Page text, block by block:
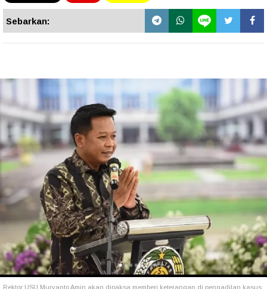
Sebarkan:
Rektor USU Muryanto Amin akan dipaksa memberi keterangan di pengadilan kasus